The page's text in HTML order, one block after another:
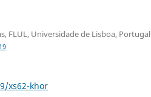
FLUL, Universidade de Lisboa, Portugal
xs62-khor